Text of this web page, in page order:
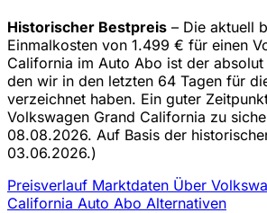
Historischer Bestpreis – Die aktuell
Einmalkosten von 1.499 € für einen
California im Auto Abo ist der absolut
den wir in den letzten 64 Tagen für
verzeichnet haben. Ein guter
Volkswagen Grand California zu
08.08.2026. Auf Basis der
03.06.2026.)
Preisverlauf Marktdaten Über
California Auto Abo Alternativen